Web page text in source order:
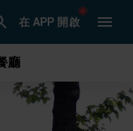
在 APP 開啟
廳